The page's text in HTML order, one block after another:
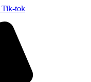
Tik-tok